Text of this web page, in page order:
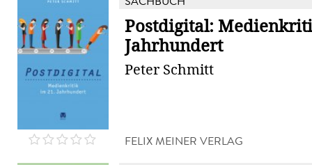
Postdigital:
Jahrhundert
Peter Schmitt
FELIX MEINER VERLAG